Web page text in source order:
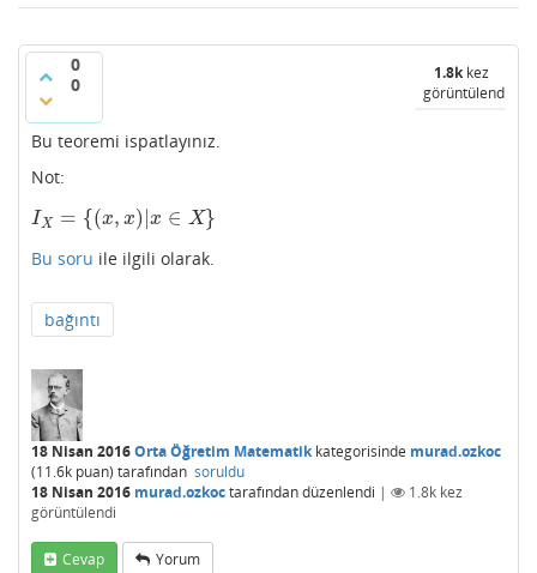
0
0
1.8kkez
görüntülendi
Bu teoremi ispatlayınız.
Not:
IX = {(x, x) x ∈ X}
IX= {(x,x)|x ∈ X}
Bu soru ile ilgili olarak.
bağıntı
18 Nisan 2016Orta Öğretim Matematikkategorisinde murad.ozkoc
(11.6k puan) tarafından soruldu
18 Nisan 2016 murad.ozkoctarafındandüzenlendi | 1.8k kez
görüntülendi
Cevap Yorum